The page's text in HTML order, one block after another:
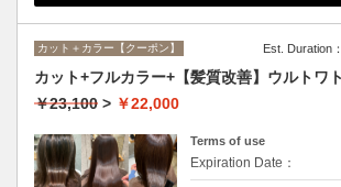
カット＋カラー【クーポン】 Est. Duration
カット+フルカラー+【髪質改善】ウルトワ
￥23,100 > ￥22,000
Terms of use
Expiration Date：